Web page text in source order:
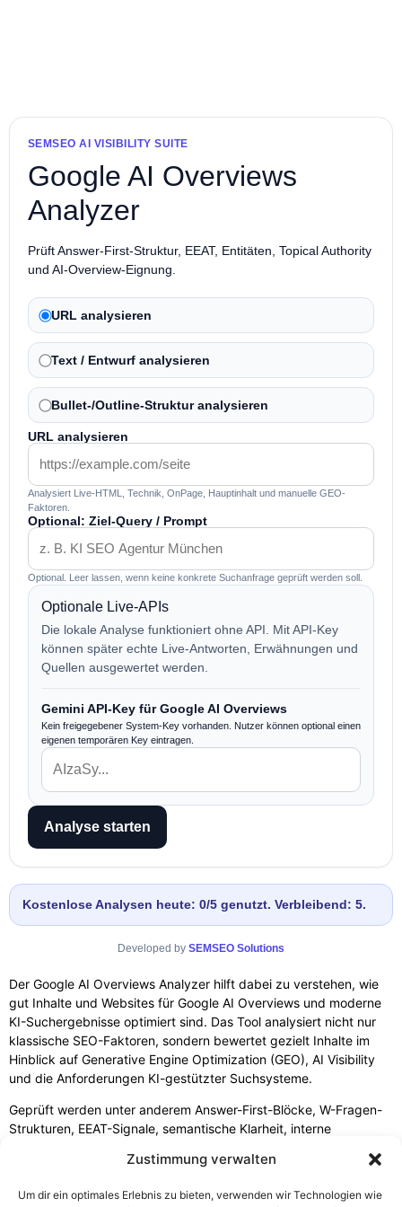
Zustimmung verwalten
Um dir ein optimales Erlebnis zu bieten, verwenden wir Technologien wie
SEMSEO AI VISIBILITY SUITE
Google AI Overviews
Analyzer
Prüft Answer-First-Struktur, EEAT, Entitäten, Topical Authority
und AI-Overview-Eignung.
URL analysieren
Text / Entwurf analysieren
Bullet-/Outline-Struktur analysieren
URL analysieren
Analysiert Live-HTML, Technik, OnPage, Hauptinhalt und manuelle GEO-
Faktoren.
Optional: Ziel-Query / Prompt
Optional. Leer lassen, wenn keine konkrete Suchanfrage geprüft werden soll.
Optionale Live-APIs
Die lokale Analyse funktioniert ohne API. Mit API-Key
können später echte Live-Antworten, Erwähnungen und
Quellen ausgewertet werden.
Gemini API-Key für Google AI Overviews
Kein freigegebener System-Key vorhanden. Nutzer können optional einen
eigenen temporären Key eintragen.
Analyse starten
Kostenlose Analysen heute: 0/5 genutzt. Verbleibend: 5.
Developed by SEMSEO Solutions
Der Google AI Overviews Analyzer hilft dabei zu verstehen, wie
gut Inhalte und Websites für Google AI Overviews und moderne
KI-Suchergebnisse optimiert sind. Das Tool analysiert nicht nur
klassische SEO-Faktoren, sondern bewertet gezielt Inhalte im
Hinblick auf Generative Engine Optimization (GEO), AI Visibility
und die Anforderungen KI-gestützter Suchsysteme.
Geprüft werden unter anderem Answer-First-Blöcke, W-Fragen-
Strukturen, EEAT-Signale, semantische Klarheit, interne
Inhalten. Zusätzlich analysiert das Tool technische Faktoren wie